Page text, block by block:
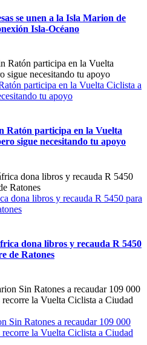
se unen a la Isla Marion de
Isla-Océano
participa en la Vuelta Ciclista a
tu apoyo
Ratón participa en la Vuelta
sigue necesitando tu apoyo
dona libros y recauda R 5450 para
dona libros y recauda R 5450
de Ratones
Sin Ratones a recaudar 109 000
la Vuelta Ciclista a Ciudad